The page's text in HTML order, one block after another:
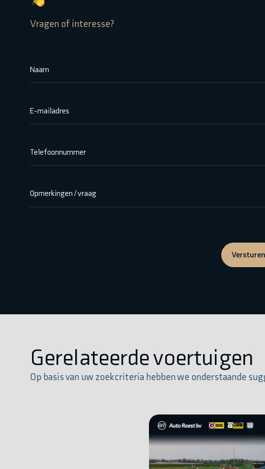
Vragen of interesse?
Naam
E-mailadres
Telefoonnummer
Opmerkingen / vraag
Versturen
Gerelateerde voertuigen
Op basis van uw zoekcriteria hebben we onderstaande